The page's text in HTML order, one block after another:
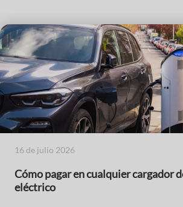
16 de julio 2026
Cómo pagar en cualquier cargador
eléctrico